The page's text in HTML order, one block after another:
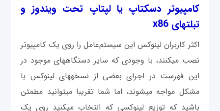
کامپیوتر دسكتاپ یا لپ‎تاپ تحت ویندوز و
تبلت‎های x86
اکثر کاربران لینوکس این سیستم‌عامل را روی یک کامپیوتر
نصب می‎کنند، با وجودی که سایر دستگاه‎های موجود در
این فهرست در اجرای بعضی از نسخه‎های لینوکس با
مشکل مواجه می‎شوند، اما شما تقريبا می‎توانید مطمئن
باشید كه توزیع لینوکسی که انتخاب می‎کنید روی یک